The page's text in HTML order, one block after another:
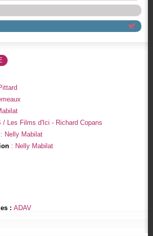
Les Films d'Ici - Richard Copans
Nelly Mabilat
: Nelly Mabilat
: ADAV